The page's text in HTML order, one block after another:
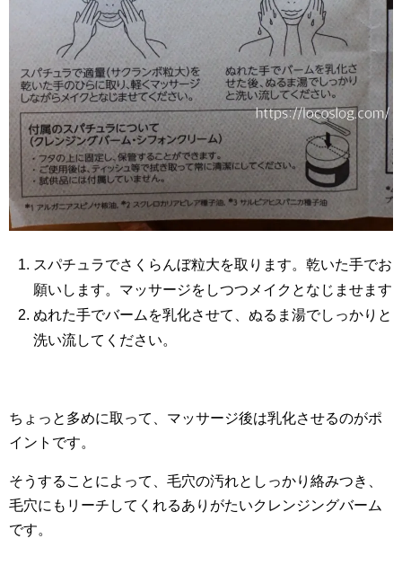
スパチュラでさくらんぼ粒大を取ります。乾いた手でお
願いします。マッサージをしつつメイクとなじませます
ぬれた手でバームを乳化させて、ぬるま湯でしっかりと
洗い流してください。
ちょっと多めに取って、マッサージ後は乳化させるのがポ
イントです。
そうすることによって、毛穴の汚れとしっかり絡みつき、
毛穴にもリーチしてくれるありがたいクレンジングバーム
です。